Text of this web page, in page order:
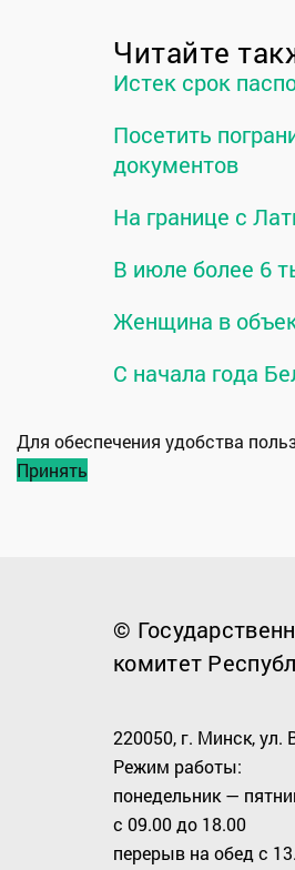
Читайте
Истек срок
Посетить
документов
На границе с
В июле более 6
Женщина в
С начала года
Для обеспечения удобства
Принять
©
комитет
220050, г. Минск, ул.
Режим работы:
понедельник —
с 09.00 до 18.00
перерыв на обед с